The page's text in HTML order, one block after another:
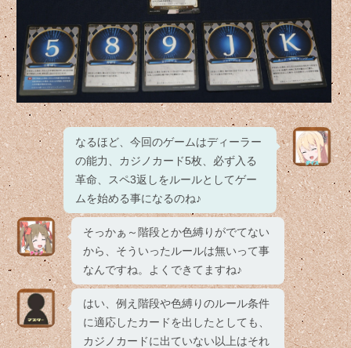
なるほど、今回のゲームはディーラー
の能力、カジノカード5枚、必ず入る
革命、スペ3返しをルールとしてゲー
ムを始める事になるのね♪
そっかぁ～階段とか色縛りがでてない
から、そういったルールは無いって事
なんですね。よくできてますね♪
はい、例え階段や色縛りのルール条件
に適応したカードを出したとしても、
カジノカードに出ていない以上はそれ